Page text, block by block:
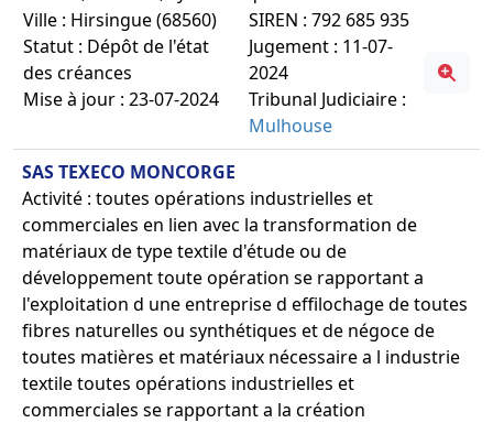
Ville : Hirsingue (68560)
Statut : Dépôt de l'état
des créances
Mise à jour : 23-07-2024
SIREN : 792 685 935
Jugement : 11-07-
2024
Tribunal Judiciaire :
Mulhouse
SAS TEXECO MONCORGE
Activité : toutes opérations industrielles et
commerciales en lien avec la transformation de
matériaux de type textile d'étude ou de
développement toute opération se rapportant a
l'exploitation d une entreprise d effilochage de toutes
fibres naturelles ou synthétiques et de négoce de
toutes matières et matériaux nécessaire a l industrie
textile toutes opérations industrielles et
commerciales se rapportant a la création